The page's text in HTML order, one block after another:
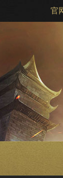
官